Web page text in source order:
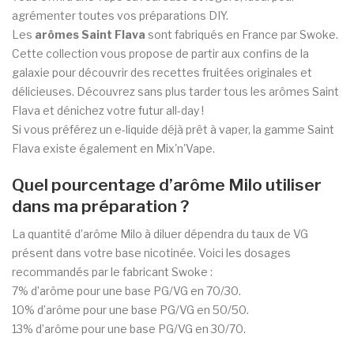
agrémenter toutes vos préparations DIY.
Les arômes Saint Flava sont fabriqués en France par Swoke.
Cette collection vous propose de partir aux confins de la
galaxie pour découvrir des recettes fruitées originales et
délicieuses. Découvrez sans plus tarder tous les arômes Saint
Flava et dénichez votre futur all-day !
Si vous préférez un e-liquide déjà prêt à vaper, la gamme Saint
Flava existe également en Mix'n'Vape.
Quel pourcentage d’arôme Milo utiliser
dans ma préparation ?
La quantité d’arôme Milo à diluer dépendra du taux de VG
présent dans votre base nicotinée. Voici les dosages
recommandés par le fabricant Swoke :
7% d’arôme pour une base PG/VG en 70/30.
10% d’arôme pour une base PG/VG en 50/50.
13% d’arôme pour une base PG/VG en 30/70.